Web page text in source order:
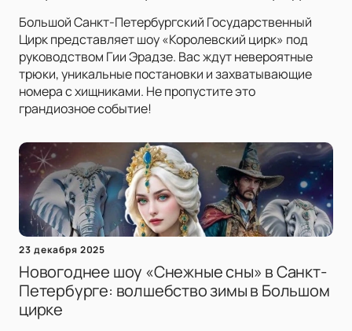
Большой Санкт-Петербургский Государственный
Цирк представляет шоу «Королевский цирк» под
руководством Гии Эрадзе. Вас ждут невероятные
трюки, уникальные постановки и захватывающие
номера с хищниками. Не пропустите это
грандиозное событие!
23 декабря 2025
Новогоднее шоу «Снежные сны» в Санкт-
Петербурге: волшебство зимы в Большом
цирке